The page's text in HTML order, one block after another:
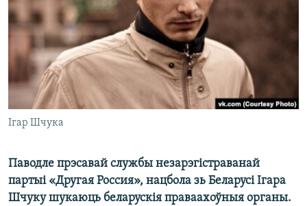
КУЛЬТУРА
КАЛЯНДАР
НА ХВАЛЯХ СВАБОДЫ
Ігар Шчука
Паводле прэсавай службы незарэгістраванай
партыі «Другая Россия», нацбола зь Беларусі Ігара
Шчуку шукаюць беларускія праваахоўныя органы.